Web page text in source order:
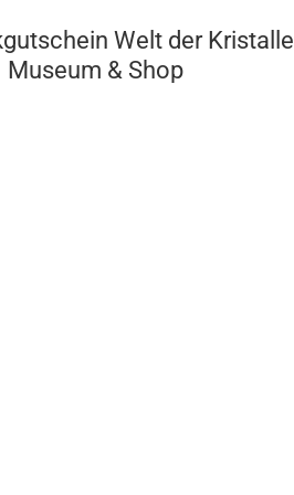
Welt der Kristalle
Museum & Shop